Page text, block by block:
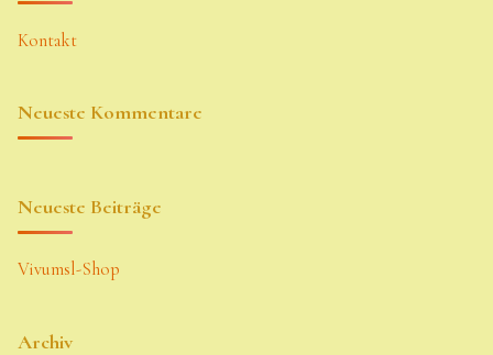
Kontakt
Neueste Kommentare
Neueste Beiträge
Vivumsl-Shop
Archiv